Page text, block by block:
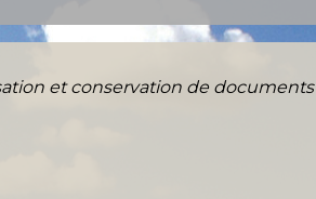
et conservation de documents